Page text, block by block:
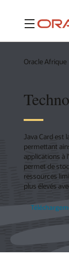
Menu
Oracle Afrique
Java Card est
permettant
applications à
permet de
ressources
plus élevés